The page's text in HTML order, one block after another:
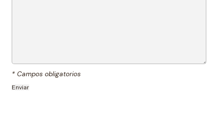
* Campos obligatorios